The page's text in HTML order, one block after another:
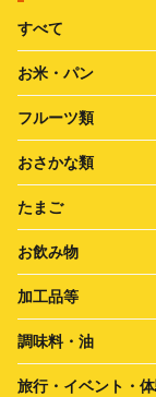
すべて
お米・パン
フルーツ類
おさかな類
たまご
お飲み物
加工品等
調味料・油
旅行・イベント・